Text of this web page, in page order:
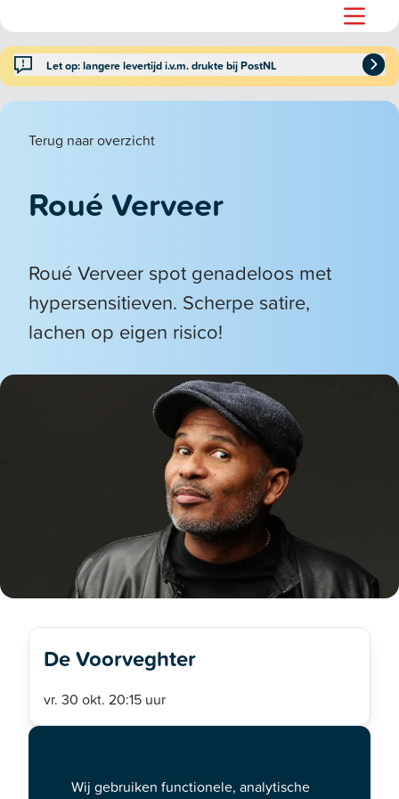
Let op: langere levertijd i.v.m. drukte bij PostNL
Terug naar overzicht
Roué Verveer
Roué Verveer spot genadeloos met
hypersensitieven. Scherpe satire,
lachen op eigen risico!
rekening: het is geheel 'Op eigen
De Voorveghter
vr. 30 okt. 20:15 uur
Wij gebruiken functionele, analytische